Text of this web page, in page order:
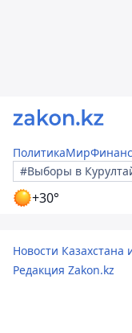
ПолитикаМир
#Выборы в
+30°
Новости Казахстана
Редакция Zakon.kz